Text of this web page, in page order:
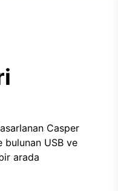
Casper
USB ve
arada